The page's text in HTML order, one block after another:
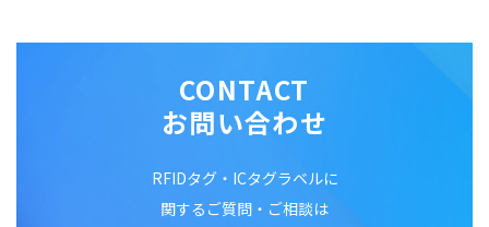
CONTACT
お問い合わせ
RFIDタグ・ICタグラベルに
関するご質問・ご相談は